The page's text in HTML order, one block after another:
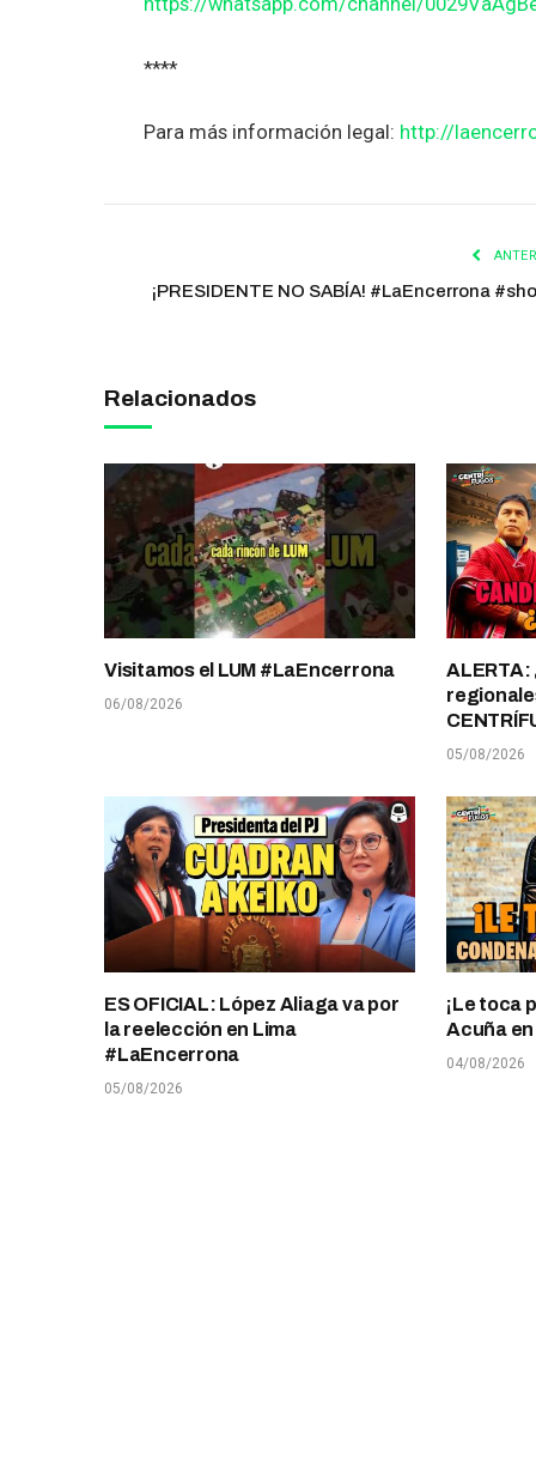
****
Para más información legal: http://
¡PRESIDENTE NO SABÍA! #LaEncerrona
Relacionados
Visitamos el LUM #LaEncerrona
06/08/2026
05/08/2026
ES OFICIAL: López Aliaga va por
la reelección en Lima
#LaEncerrona
05/08/2026
¡Le toca
Acuña
04/08/2026